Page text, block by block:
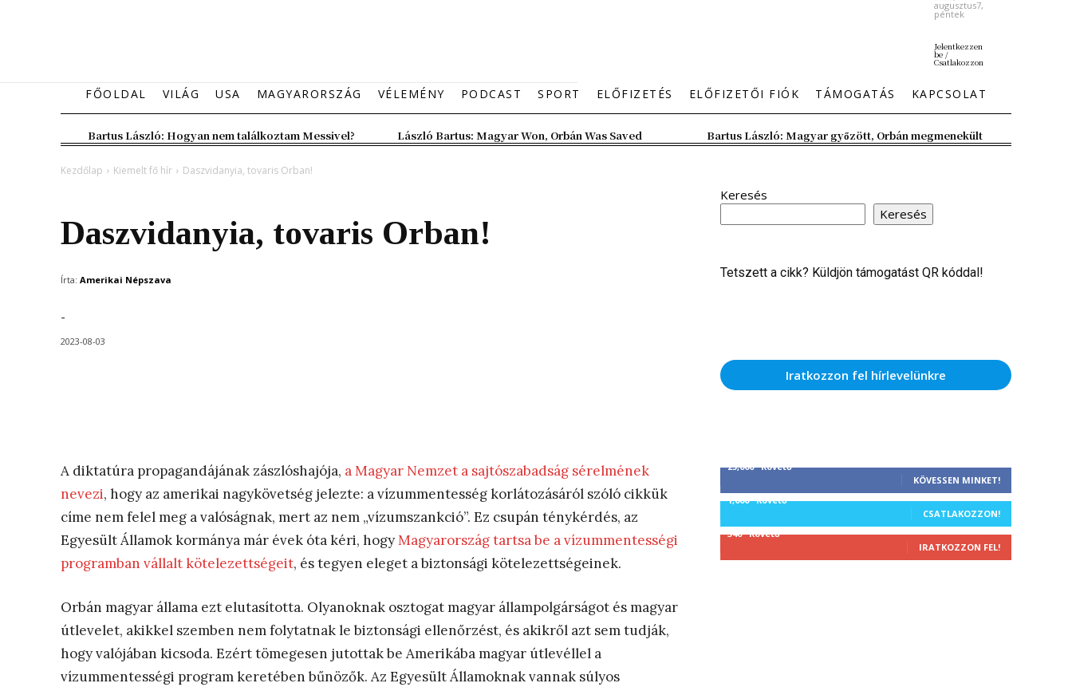
augusztus7,
péntek
Jelentkezzen
be /
Csatlakozzon
FŐOLDAL VILÁG USA MAGYARORSZÁG VÉLEMÉNY PODCAST SPORT ELŐFIZETÉS ELŐFIZETŐI FIÓK TÁMOGATÁS KAPCSOLAT
Bartus László: Hogyan nem találkoztam Messivel? László Bartus: Magyar Won, Orbán Was Saved Bartus László: Magyar győzött, Orbán megmenekült
Kezdőlap Kiemelt fő hír Daszvidanyia, tovaris Orban!
Daszvidanyia, tovaris Orban!
Írta: Amerikai Népszava
-
2023-08-03
A diktatúra propagandájának zászlóshajója, a Magyar Nemzet a sajtószabadság sérelmének
nevezi, hogy az amerikai nagykövetség jelezte: a vízummentesség korlátozásáról szóló cikkük
címe nem felel meg a valóságnak, mert az nem „vízumszankció”. Ez csupán ténykérdés, az
Egyesült Államok kormánya már évek óta kéri, hogyMagyarország tartsa be a vízummentességi
programban vállalt kötelezettségeit, és tegyen eleget a biztonsági kötelezettségeinek.
Orbán magyar állama ezt elutasította. Olyanoknak osztogat magyar állampolgárságot és magyar
útlevelet, akikkel szemben nem folytatnak le biztonsági ellenőrzést, és akikről azt sem tudják,
hogy valójában kicsoda. Ezért tömegesen jutottak be Amerikába magyar útlevéllel a
vízummentességi program keretében bűnözők. Az Egyesült Államoknak vannak súlyos
Keresés
Keresés
Tetszett a cikk? Küldjön támogatást QR kóddal!
Iratkozzon fel hírlevelünkre
25,000 Követő
KÖVESSEN MINKET!
1,000 Követő
CSATLAKOZZON!
340 Követő
IRATKOZZON FEL!